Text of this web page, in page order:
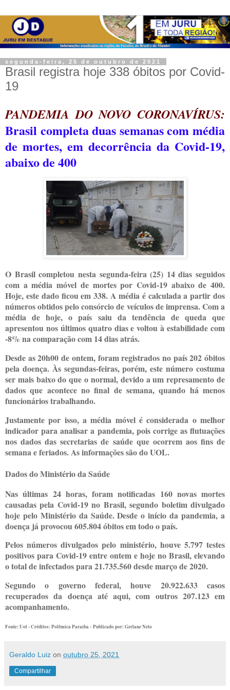
segunda-feira, 25 de outubro de 2021
Brasil registra hoje 338 óbitos por Covid-
19
PANDEMIA DO NOVO CORONAVÍRUS:
Brasil completa duas semanas com média
de mortes, em decorrência da Covid-19,
abaixo de 400
O Brasil completou nesta segunda-feira (25) 14 dias seguidos
com a média móvel de mortes por Covid-19 abaixo de 400.
Hoje, este dado ficou em 338. A média é calculada a partir dos
números obtidos pelo consórcio de veículos de imprensa. Com a
média de hoje, o país saiu da tendência de queda que
apresentou nos últimos quatro dias e voltou à estabilidade com
-8% na comparação com 14 dias atrás.
Desde as 20h00 de ontem, foram registrados no país 202 óbitos
pela doença. Às segundas-feiras, porém, este número costuma
ser mais baixo do que o normal, devido a um represamento de
dados que acontece no final de semana, quando há menos
funcionários trabalhando.
Justamente por isso, a média móvel é considerada o melhor
indicador para analisar a pandemia, pois corrige as flutuações
nos dados das secretarias de saúde que ocorrem aos fins de
semana e feriados. As informações são do UOL.
Dados do Ministério da Saúde
Nas últimas 24 horas, foram notificadas 160 novas mortes
causadas pela Covid-19 no Brasil, segundo boletim divulgado
hoje pelo Ministério da Saúde. Desde o início da pandemia, a
doença já provocou 605.804 óbitos em todo o país.
Pelos números divulgados pelo ministério, houve 5.797 testes
positivos para Covid-19 entre ontem e hoje no Brasil, elevando
o total de infectados para 21.735.560 desde março de 2020.
Segundo o governo federal, houve 20.922.633 casos
recuperados da doença até aqui, com outros 207.123 em
acompanhamento.
Fonte: Uol - Créditos: Polêmica Paraíba - Publicado por: Gerlane Neto
Geraldo Luiz on outubro 25, 2021
Compartilhar